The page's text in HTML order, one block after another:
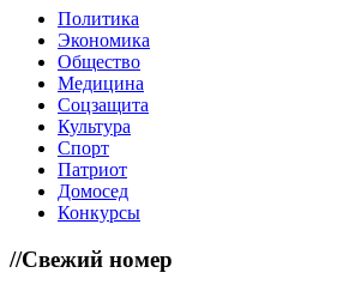
Политика
Экономика
Общество
Медицина
Соцзащита
Культура
Спорт
Патриот
Домосед
Конкурсы
//Свежий номер